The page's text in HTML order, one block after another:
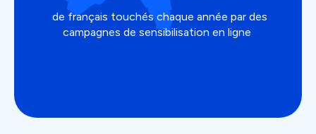
de français touchés chaque année par des
campagnes de sensibilisation en ligne